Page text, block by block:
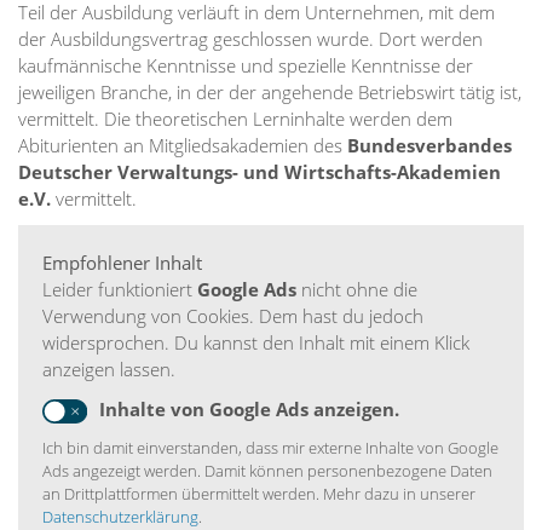
Teil der Ausbildung verläuft in dem Unternehmen, mit dem
der Ausbildungsvertrag geschlossen wurde. Dort werden
kaufmännische Kenntnisse und spezielle Kenntnisse der
jeweiligen Branche, in der der angehende Betriebswirt tätig ist,
vermittelt. Die theoretischen Lerninhalte werden dem
Abiturienten an Mitgliedsakademien des Bundesverbandes
Deutscher Verwaltungs- und Wirtschafts-Akademien
e.V. vermittelt.
Empfohlener Inhalt
Leider funktioniert Google Ads nicht ohne die
Verwendung von Cookies. Dem hast du jedoch
widersprochen. Du kannst den Inhalt mit einem Klick
anzeigen lassen.
Inhalte von Google Ads anzeigen.
Ich bin damit einverstanden, dass mir externe Inhalte von Google
Ads angezeigt werden. Damit können personenbezogene Daten
an Drittplattformen übermittelt werden. Mehr dazu in unserer
Datenschutzerklärung.